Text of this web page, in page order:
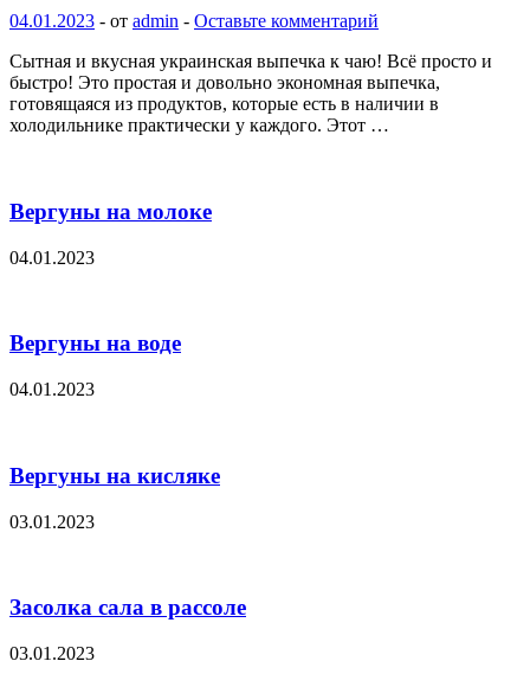
04.01.2023 - от admin - Оставьте комментарий
Сытная и вкусная украинская выпечка к чаю! Всё просто и
быстро! Это простая и довольно экономная выпечка,
готовящаяся из продуктов, которые есть в наличии в
холодильнике практически у каждого. Этот …
Вергуны на молоке
04.01.2023
Вергуны на воде
04.01.2023
Вергуны на кисляке
03.01.2023
Засолка сала в рассоле
03.01.2023